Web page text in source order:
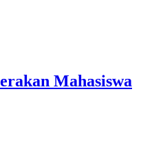
Mahasiswa